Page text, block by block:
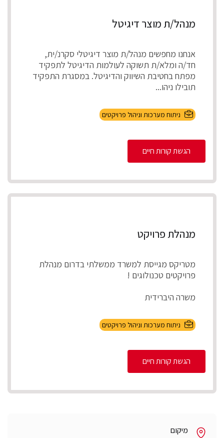
מנהל/ת מוצר דיגיטל
אנחנו מחפשים מנהל/ת מוצר דיגיטלי סקרנ/ית,
חד/ה ומלא/ת תשוקה לעולמות הדיגיטל לתפקיד
מפתח בחטיבת השיווק והדיגיטל. במסגרת התפקיד
תובילו ניהו...
ניתוח מערכות וניהול פרויקטים
הגשת קורות חיים
מנהלת פרויקט
מטריקס מגייסת למשרד ממשלתי בדרום מנהלת
פרויקטים טכנולוגים !
משרה היברידית
תיאור התפקיד
והטמע...
ניתוח מערכות וניהול פרויקטים
הגשת קורות חיים
מיקום